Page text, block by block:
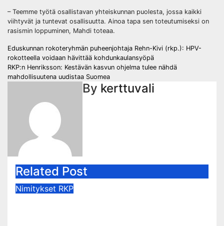
– Teemme työtä osallistavan yhteiskunnan puolesta, jossa kaikki
viihtyvät ja tuntevat osallisuutta. Ainoa tapa sen toteutumiseksi on
rasismin loppuminen, Mahdi toteaa.
Post
navigation
Eduskunnan rokoteryhmän puheenjohtaja Rehn-Kivi (rkp.): HPV-
rokotteella voidaan hävittää kohdunkaulansyöpä
RKP:n Henriksson: Kestävän kasvun ohjelma tulee nähdä
mahdollisuutena uudistaa Suomea
By kerttuvali
Related Post
Nimitykset RKP